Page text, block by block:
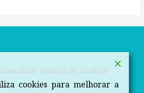
Política de Cookies
cookies para melhorar a